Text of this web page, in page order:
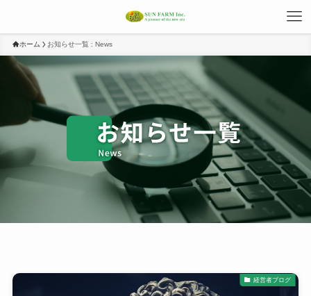
ホーム お知らせ一覧 : News
経営者ブログ